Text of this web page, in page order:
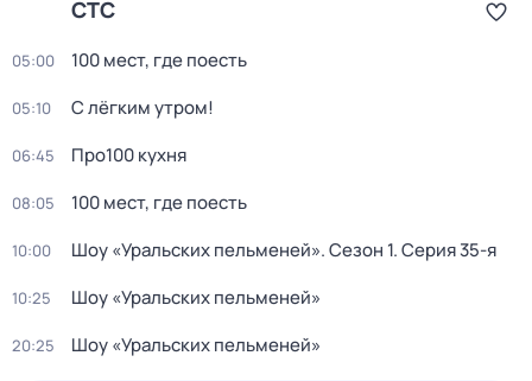
СТС
05:00 100 мест, где поесть
05:10 С лёгким утром!
06:45 Про100 кухня
08:05 100 мест, где поесть
10:00 Шоу «Уральских пельменей». Сезон 1. Серия 35-я
10:25 Шоу «Уральских пельменей»
20:25 Шоу «Уральских пельменей»